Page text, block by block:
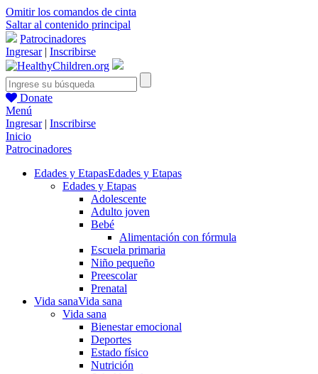
Omitir los comandos de cinta
Saltar al contenido principal
Patrocinadores
Ingresar| Inscribirse
Donate
Menú
Ingresar| Inscribirse
Inicio
Patrocinadores
Edades y EtapasEdades y Etapas
Edades y Etapas
Adolescente
Adulto joven
Bebé
Alimentación con fórmula
Escuela primaria
Niño pequeño
Preescolar
Prenatal
Vida sanaVida sana
Vida sana
Bienestar emocional
Deportes
Estado físico
Nutrición